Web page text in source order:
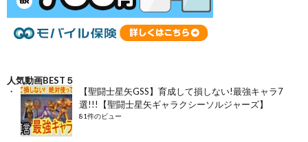
人気動画BEST５
【聖闘士星矢GSS】育成して損しない!最強キャラ7
選!!!【聖闘士星矢ギャラクシーソルジャーズ】
81件のビュー